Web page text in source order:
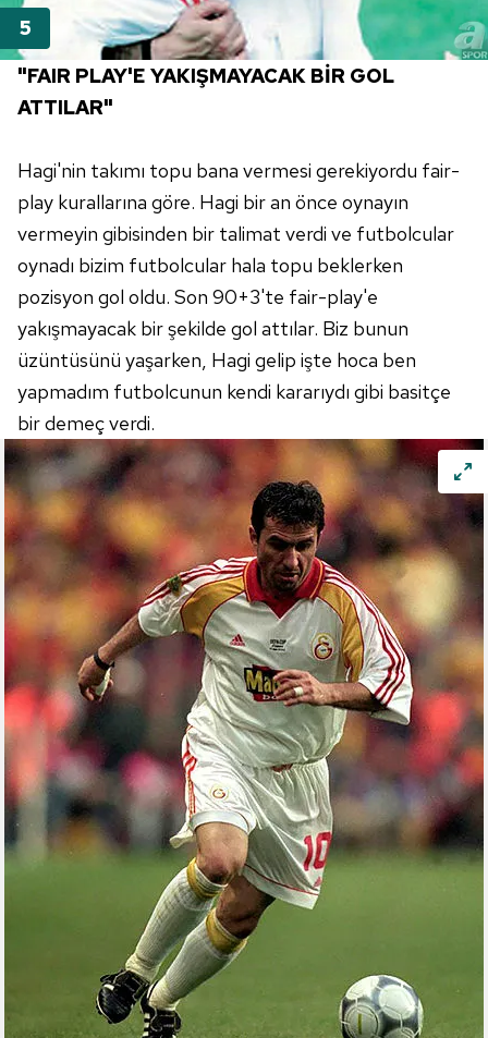
"FAIR PLAY'E YAKIŞMAYACAK BİR GOL
ATTILAR"
Hagi'nin takımı topu bana vermesi gerekiyordu fair-
play kurallarına göre. Hagi bir an önce oynayın
vermeyin gibisinden bir talimat verdi ve futbolcular
oynadı bizim futbolcular hala topu beklerken
pozisyon gol oldu. Son 90+3'te fair-play'e
yakışmayacak bir şekilde gol attılar. Biz bunun
üzüntüsünü yaşarken, Hagi gelip işte hoca ben
yapmadım futbolcunun kendi kararıydı gibi basitçe
bir demeç verdi.